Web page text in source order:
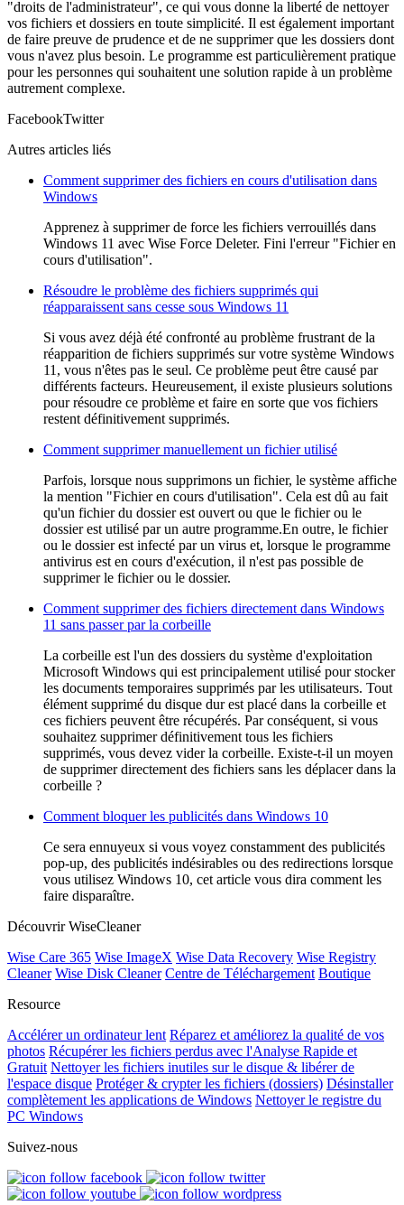
"droits de l'administrateur", ce qui vous donne la liberté de nettoyer
vos fichiers et dossiers en toute simplicité. Il est également important
de faire preuve de prudence et de ne supprimer que les dossiers dont
vous n'avez plus besoin. Le programme est particulièrement pratique
pour les personnes qui souhaitent une solution rapide à un problème
autrement complexe.
FacebookTwitter
Autres articles liés
Comment supprimer des fichiers en cours d'utilisation dans
Windows
Apprenez à supprimer de force les fichiers verrouillés dans
Windows 11 avec Wise Force Deleter. Fini l'erreur "Fichier en
cours d'utilisation".
Résoudre le problème des fichiers supprimés qui
réapparaissent sans cesse sous Windows 11
Si vous avez déjà été confronté au problème frustrant de la
réapparition de fichiers supprimés sur votre système Windows
11, vous n'êtes pas le seul. Ce problème peut être causé par
différents facteurs. Heureusement, il existe plusieurs solutions
pour résoudre ce problème et faire en sorte que vos fichiers
restent définitivement supprimés.
Comment supprimer manuellement un fichier utilisé
Parfois, lorsque nous supprimons un fichier, le système affiche
la mention "Fichier en cours d'utilisation". Cela est dû au fait
qu'un fichier du dossier est ouvert ou que le fichier ou le
dossier est utilisé par un autre programme.En outre, le fichier
ou le dossier est infecté par un virus et, lorsque le programme
antivirus est en cours d'exécution, il n'est pas possible de
supprimer le fichier ou le dossier.
Comment supprimer des fichiers directement dans Windows
11 sans passer par la corbeille
La corbeille est l'un des dossiers du système d'exploitation
Microsoft Windows qui est principalement utilisé pour stocker
les documents temporaires supprimés par les utilisateurs. Tout
élément supprimé du disque dur est placé dans la corbeille et
ces fichiers peuvent être récupérés. Par conséquent, si vous
souhaitez supprimer définitivement tous les fichiers
supprimés, vous devez vider la corbeille. Existe-t-il un moyen
de supprimer directement des fichiers sans les déplacer dans la
corbeille ?
Comment bloquer les publicités dans Windows 10
Ce sera ennuyeux si vous voyez constamment des publicités
pop-up, des publicités indésirables ou des redirections lorsque
vous utilisez Windows 10, cet article vous dira comment les
faire disparaître.
Découvrir WiseCleaner
Wise Care 365 Wise ImageX Wise Data Recovery Wise Registry
Cleaner Wise Disk Cleaner Centre de Téléchargement Boutique
Resource
Accélérer un ordinateur lent Réparez et améliorez la qualité de vos
photos Récupérer les fichiers perdus avec l'Analyse Rapide et
Gratuit Nettoyer les fichiers inutiles sur le disque & libérer de
l'espace disque Protéger & crypter les fichiers (dossiers) Désinstaller
complètement les applications de Windows Nettoyer le registre du
PC Windows
Suivez-nous